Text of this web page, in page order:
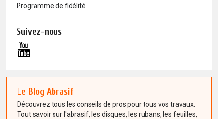
Programme de fidélité
Suivez-nous
Le Blog Abrasif
Découvrez tous les conseils de pros pour tous vos travaux.
Tout savoir sur l'abrasif, les disques, les rubans, les feuilles,